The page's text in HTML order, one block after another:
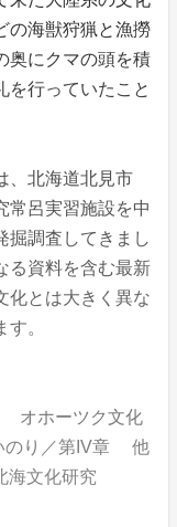
の海獣狩猟と漁撈
奥にクマの頭を積
を行っていたこと
、北海道北見市
常呂実習施設を中
掘調査してきまし
る資料を含む最新
化とは大きく異な
。
オホーツク文化
のり／第IV章 他
文化研究